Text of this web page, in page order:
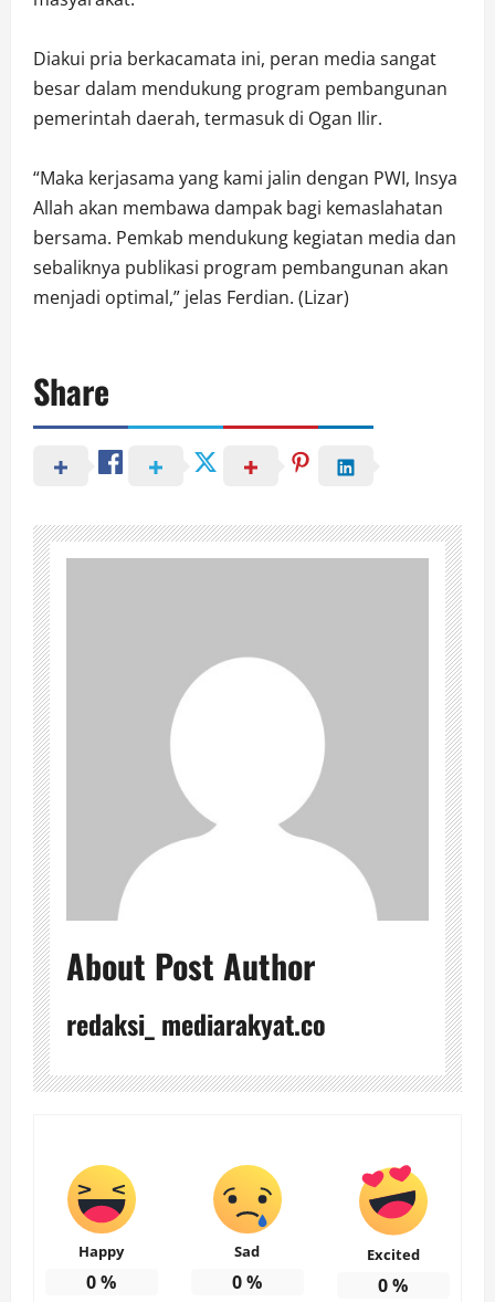
Diakui pria berkacamata ini, peran media sangat
besar dalam mendukung program pembangunan
pemerintah daerah, termasuk di Ogan Ilir.
“Maka kerjasama yang kami jalin dengan PWI, Insya
Allah akan membawa dampak bagi kemaslahatan
bersama. Pemkab mendukung kegiatan media dan
sebaliknya publikasi program pembangunan akan
menjadi optimal,” jelas Ferdian. (Lizar)
Share
About Post Author
redaksi_ mediarakyat.co
Happy
0%
Sad
0%
Excited
0%